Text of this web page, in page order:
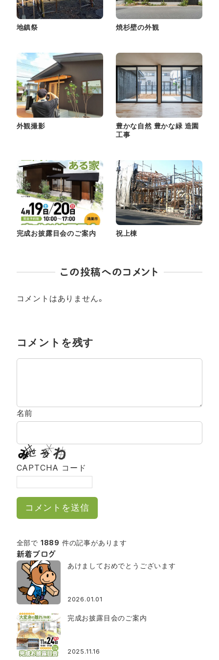
地鎮祭 焼杉壁の外観
外観撮影
豊かな自然 豊かな緑 造園
工事
完成お披露目会のご案内 祝上棟
この投稿へのコメント
コメントはありません。
コメントを残す
名前
CAPTCHA コード
全部で 1889 件の記事があります
新着ブログ
あけましておめでとうございます
2026.01.01
完成お披露目会のご案内
2025.11.16